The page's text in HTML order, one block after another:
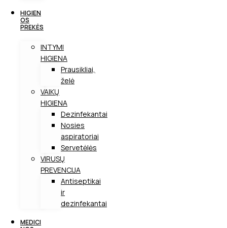
HIGIEN
OS
PREKĖS
INTYMI
HIGIENA
Prausikliai,
želė
VAIKŲ
HIGIENA
Dezinfekantai
Nosies
aspiratoriai
Servetėlės
VIRUSŲ
PREVENCIJA
Antiseptikai
ir
dezinfekantai
MEDICI